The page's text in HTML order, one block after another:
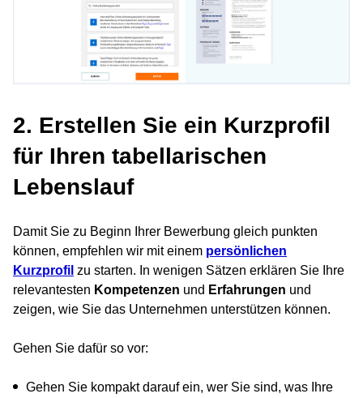
2. Erstellen Sie ein Kurzprofil
für Ihren tabellarischen
Lebenslauf
Damit Sie zu Beginn Ihrer Bewerbung gleich punkten
können, empfehlen wir mit einem persönlichen
Kurzprofil zu starten. In wenigen Sätzen erklären Sie Ihre
relevantesten Kompetenzen und Erfahrungen und
zeigen, wie Sie das Unternehmen unterstützen können.
Gehen Sie dafür so vor:
Gehen Sie kompakt darauf ein, wer Sie sind, was Ihre